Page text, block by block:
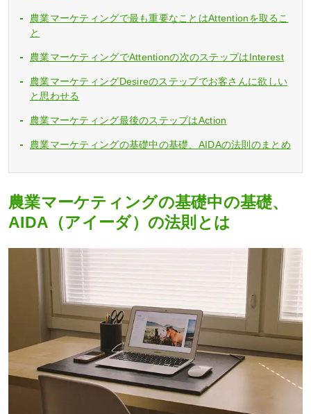
農業マーケティングで最も重要なことはAttentionを取るこ
と
農業マーケティングでAttentionの次のステップはInterest
農業マーケティングDesireのステップでお客さんに欲しい
と思わせる
農業マーケティング最後のステップはAction
農業マーケティングの基礎中の基礎、AIDAの法則のまとめ
農業マーケティングの基礎中の基礎、
AIDA（アイーダ）の法則とは